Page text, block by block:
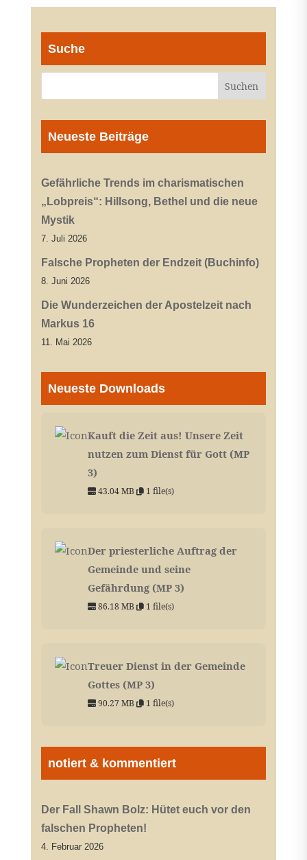
Suche
Neueste Beiträge
Gefährliche Trends im charismatischen
„Lobpreis“: Hillsong, Bethel und die neue
Mystik
7. Juli 2026
Falsche Propheten der Endzeit (Buchinfo)
8. Juni 2026
Die Wunderzeichen der Apostelzeit nach
Markus 16
11. Mai 2026
Neueste Downloads
Kauft die Zeit aus! Unsere Zeit
nutzen zum Dienst für Gott (MP
3)
43.04 MB 1 file(s)
Der priesterliche Auftrag der
Gemeinde und seine
Gefährdung (MP 3)
86.18 MB 1 file(s)
Treuer Dienst in der Gemeinde
Gottes (MP 3)
90.27 MB 1 file(s)
notiert & kommentiert
Der Fall Shawn Bolz: Hütet euch vor den
falschen Propheten!
4. Februar 2026